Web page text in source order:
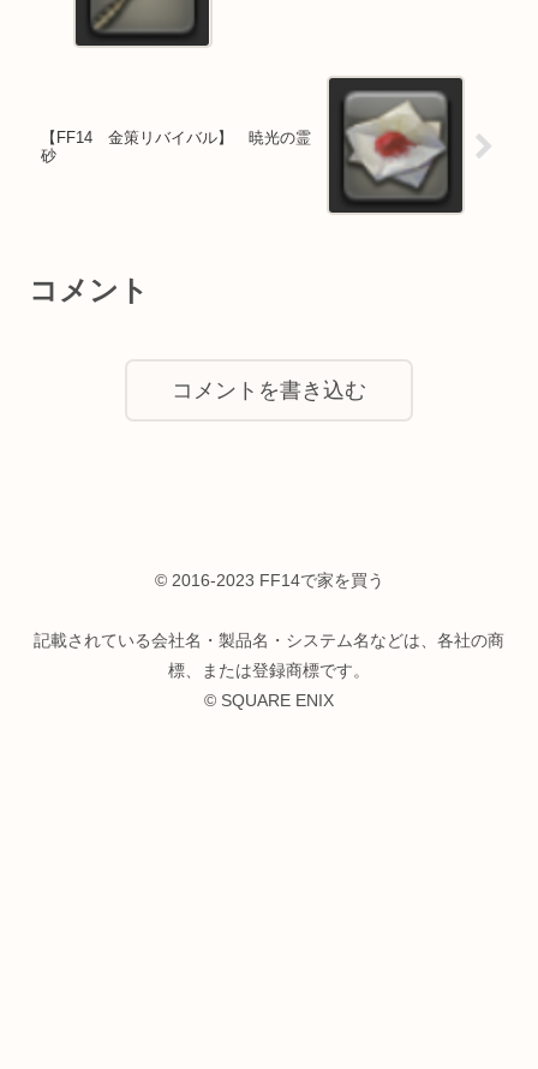
【FF14 金策リバイバル】 暁光の霊
砂
コメント
コメントを書き込む
© 2016-2023 FF14で家を買う
記載されている会社名・製品名・システム名などは、各社の商
標、または登録商標です。
© SQUARE ENIX